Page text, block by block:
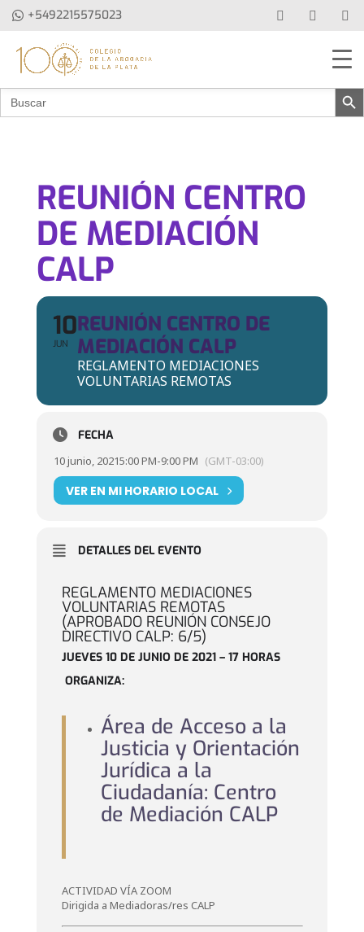
+5492215575023
Buscar: Botón de
REUNIÓN CENTRO
DE MEDIACIÓN
CALP
10
JUN
REUNIÓN CENTRO DE
MEDIACIÓN CALP
REGLAMENTO MEDIACIONES
VOLUNTARIAS REMOTAS
FECHA
10 junio, 20215:00 PM-9:00 PM (GMT-03:00)
VER EN MI HORARIO LOCAL
DETALLES DEL EVENTO
REGLAMENTO MEDIACIONES
VOLUNTARIAS REMOTAS
(APROBADO REUNIÓN CONSEJO
DIRECTIVO CALP: 6/5)
JUEVES 10 DE JUNIO DE 2021 – 17 HORAS
ORGANIZA:
Área de Acceso a la
Justicia y Orientación
Jurídica a la
Ciudadanía: Centro
de Mediación CALP
ACTIVIDAD VÍA ZOOM
Dirigida a Mediadoras/res CALP